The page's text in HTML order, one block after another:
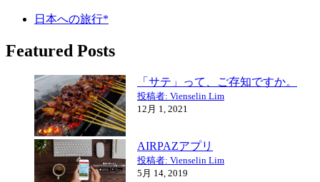
日本への旅行*
Featured Posts
「サテ」って、ご存知ですか。
投稿者: Vienselin Lim
12月 1, 2021
AIRPAZアプリ
投稿者: Vienselin Lim
5月 14, 2019